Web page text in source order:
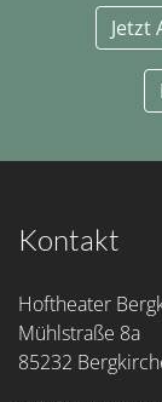
Jetzt
Kontakt
Hoftheater
Mühlstraße 8a
85232